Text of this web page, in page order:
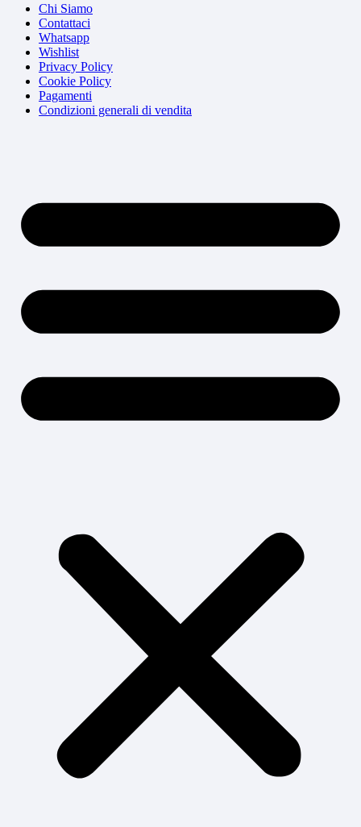
Chi Siamo
Contattaci
Whatsapp
Wishlist
Privacy Policy
Cookie Policy
Pagamenti
Condizioni generali di vendita